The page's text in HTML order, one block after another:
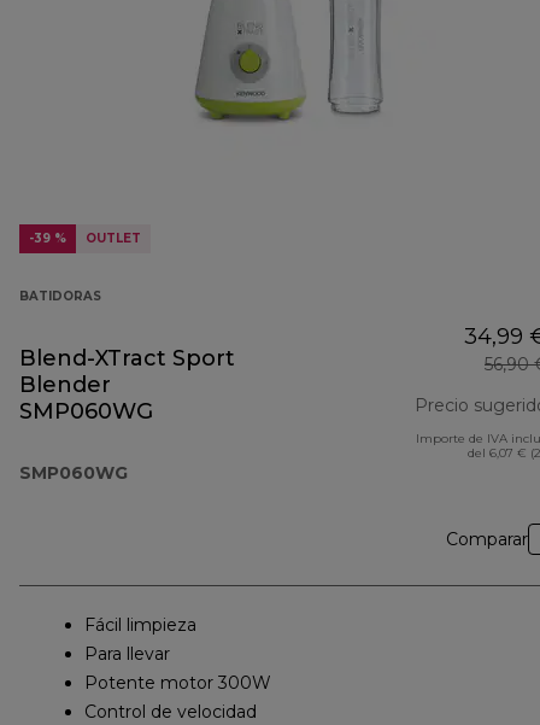
-39 % OUTLET
BATIDORAS
Blend-XTract Sport
Blender
SMP060WG
SMP060WG
34,99
56,90
Precio
Importe de IVA
del 6,07 €
Comparar
Fácil limpieza
Para llevar
Potente motor 300W
Control de velocidad